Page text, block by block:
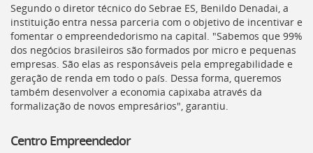
Segundo o diretor técnico do Sebrae ES, Benildo Denadai, a
instituição entra nessa parceria com o objetivo de incentivar e
fomentar o empreendedorismo na capital. "Sabemos que 99%
dos negócios brasileiros são formados por micro e pequenas
empresas. São elas as responsáveis pela empregabilidade e
geração de renda em todo o país. Dessa forma, queremos
também desenvolver a economia capixaba através da
formalização de novos empresários", garantiu.
Centro Empreendedor